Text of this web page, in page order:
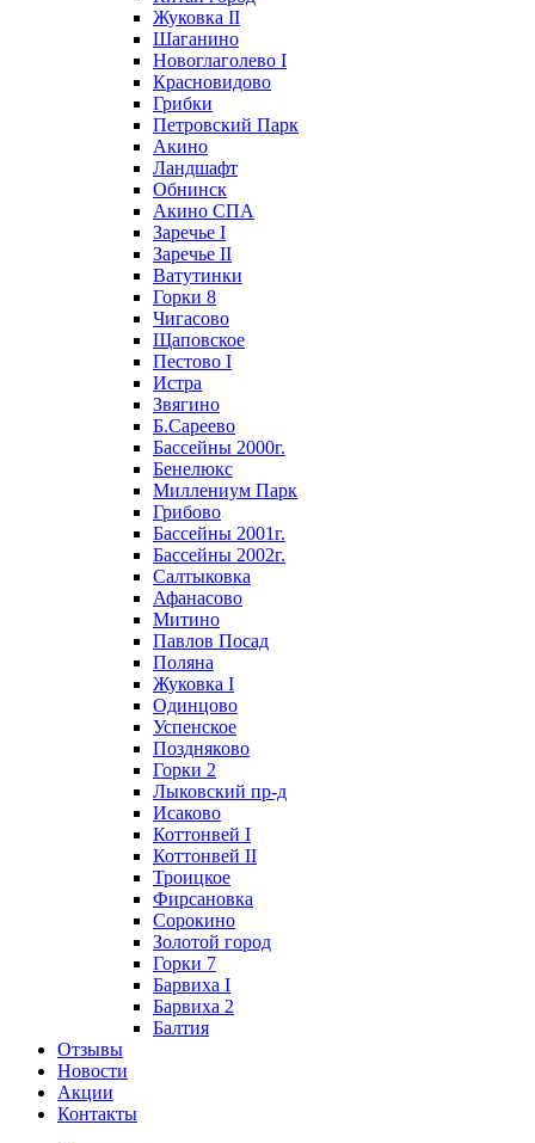
Жуковка II
Шаганино
Новоглаголево I
Красновидово
Грибки
Петровский Парк
Акино
Ландшафт
Обнинск
Акино СПА
Заречье I
Заречье II
Ватутинки
Горки 8
Чигасово
Щаповское
Пестово I
Истра
Звягино
Б.Сареево
Бассейны 2000г.
Бенелюкс
Миллениум Парк
Грибово
Бассейны 2001г.
Бассейны 2002г.
Салтыковка
Афанасово
Митино
Павлов Посад
Поляна
Жуковка I
Одинцово
Успенское
Поздняково
Горки 2
Лыковский пр-д
Исаково
Коттонвей I
Коттонвей II
Троицкое
Фирсановка
Сорокино
Золотой город
Горки 7
Барвиха I
Барвиха 2
Балтия
Отзывы
Новости
Акции
Контакты